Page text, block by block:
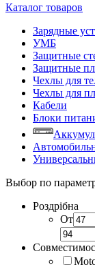
Каталог товаров
Зарядные
УМБ
Защитные
Защитные
Чехлы для
Чехлы для
Кабели
Блоки
Выбор по
Роздрібна
От